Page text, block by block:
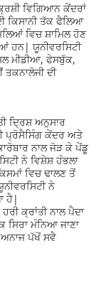
ਵਿਗਿਆਨ ਕੇਂਦਰਾਂ
ਕਿਸਾਨੀ ਤੱਕ ਫੈਲਿਆ
ਵਿਚ ਸ਼ਾਮਿਲ ਹੋਣ
ਹਨ| ਯੂਨੀਵਰਸਿਟੀ
ਮੀਡੀਆ, ਫੇਸਬੁੱਕ,
ਤਕਨਾਲੋਜੀ ਦੀ
ਦ੍ਰਿਸ਼ ਅਨੁਸਾਰ
ਪ੍ਰੋਸੈਸਿੰਗ ਕੇਂਦਰ ਅਤੇ
ਨਾਲ ਜੋੜ ਕੇ ਪੇਂਡੂ
ਨੇ ਵਿਸ਼ੇਸ਼ ਹੰਭਲਾ
ਵਿਚ ਢਾਲਣ ਤੋਂ
ਨੇ
ਹੈ|
ਕ੍ਰਾਂਤੀ ਨਾਲ ਪੈਦਾ
ਮੰਨਿਆ ਜਾਣਾ
ਅਨਾਜ ਪੱਖੋਂ ਸਵੈ